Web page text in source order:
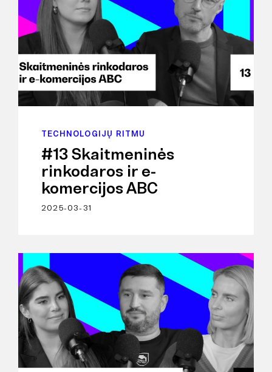
TECHNOLOGIJŲ RITMU
#13 Skaitmeninės
rinkodaros ir e-
komercijos ABC
2025-03-31